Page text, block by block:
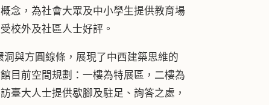
念，為社會大眾及中小學生提供教育場
校外及社區人士好評。
與方圓線條，展現了中西建築思維的
目前空間規劃：一樓為特展區，二樓為
臺大人士提供歇腳及駐足、詢答之處，